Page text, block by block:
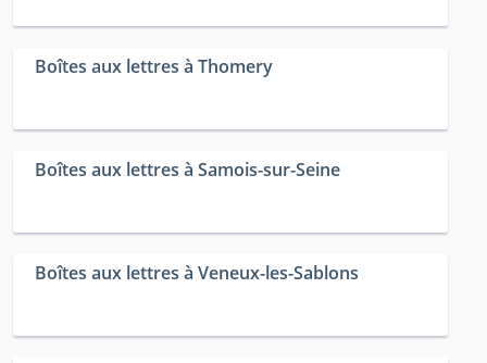
Boîtes aux lettres à Thomery
Boîtes aux lettres à Samois-sur-Seine
Boîtes aux lettres à Veneux-les-Sablons